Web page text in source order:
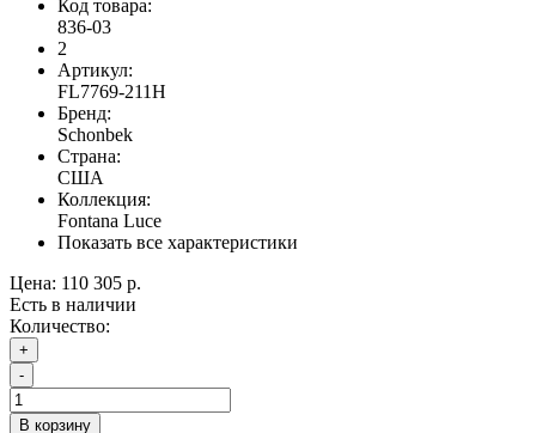
Код товара:
836-03
2
Артикул:
FL7769-211H
Бренд:
Schonbek
Страна:
США
Коллекция:
Fontana Luce
Показать все характеристики
Цена: 110 305 р.
Есть в наличии
Количество:
+
-
В корзину